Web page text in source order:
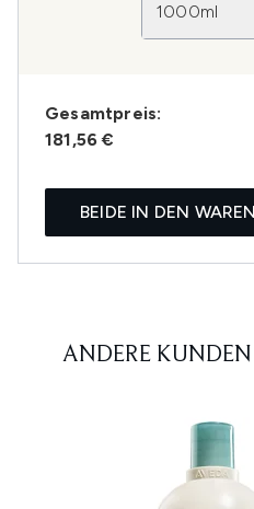
1000ml
Gesamtpreis:
181,56 €
BEIDE IN DEN
ANDERE